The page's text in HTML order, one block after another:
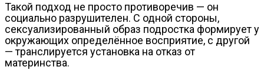
Такой подход не просто противоречив — он
социально разрушителен. С одной стороны,
сексуализированный образ подростка формирует у
окружающих определённое восприятие, с другой
— транслируется установка на отказ от
материнства.